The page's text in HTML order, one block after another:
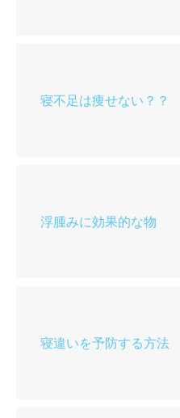
寝不足は痩せない？？
浮腫みに効果的な物
寝違いを予防する方法